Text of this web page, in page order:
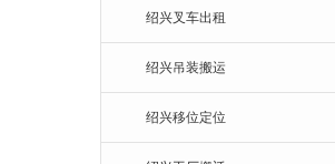
绍兴叉车出租
绍兴吊装搬运
绍兴移位定位